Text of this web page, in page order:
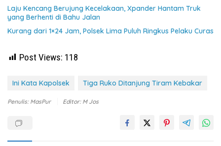
Laju Kencang Berujung Kecelakaan, Xpander Hantam Truk
yang Berhenti di Bahu Jalan
Kurang dari 1×24 Jam, Polsek Lima Puluh Ringkus Pelaku Curas
Post Views: 118
Ini Kata Kapolsek Tiga Ruko Ditanjung Tiram Kebakar
Penulis: MasPur Editor: M Jos